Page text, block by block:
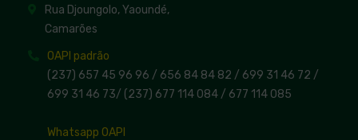
Rua Djoungolo, Yaoundé,
Camarões
OAPI padrão
(237) 657 45 96 96 / 656 84 84 82 / 699 31 46 72 /
699 31 46 73/ (237) 677 114 084 / 677 114 085
Whatsapp OAPI